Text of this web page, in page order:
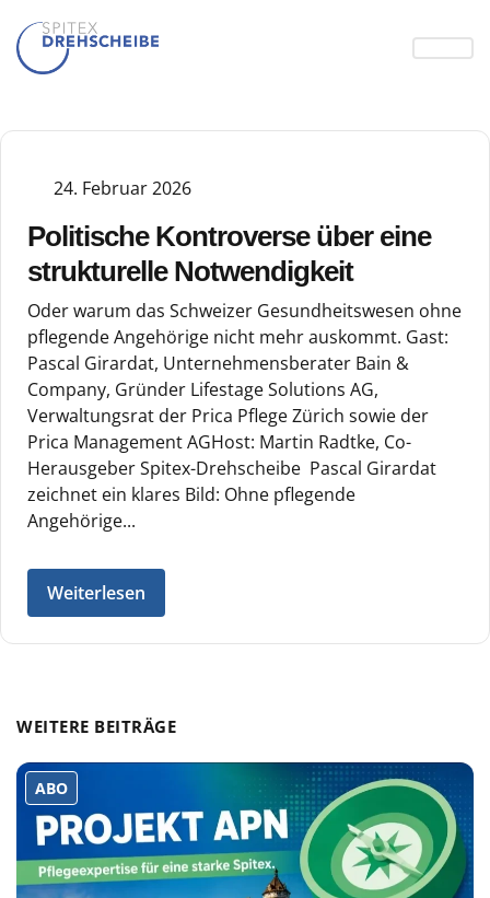
24. Februar 2026
Politische Kontroverse über eine
strukturelle Notwendigkeit
Oder warum das Schweizer Gesundheitswesen ohne
pflegende Angehörige nicht mehr auskommt. Gast:
Pascal Girardat, Unternehmensberater Bain &
Company, Gründer Lifestage Solutions AG,
Verwaltungsrat der Prica Pflege Zürich sowie der
Prica Management AGHost: Martin Radtke, Co-
Herausgeber Spitex-Drehscheibe Pascal Girardat
zeichnet ein klares Bild: Ohne pflegende
Angehörige...
Weiterlesen
WEITERE BEITRÄGE
ABO